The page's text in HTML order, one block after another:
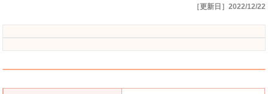
［更新日］2022/12/22